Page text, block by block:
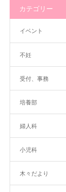
カテゴリー
イベント
不妊
受付、事務
培養部
婦人科
小児科
木々だより